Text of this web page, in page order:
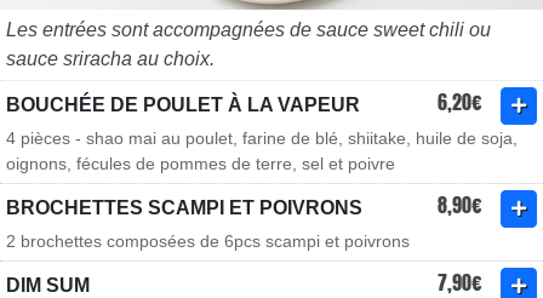
Les entrées sont accompagnées de sauce sweet chili ou
sauce sriracha au choix.
BOUCHÉE DE POULET À LA VAPEUR 6,20€
4 pièces - shao mai au poulet, farine de blé, shiitake, huile de soja,
oignons, fécules de pommes de terre, sel et poivre
BROCHETTES SCAMPI ET POIVRONS 8,90€
2 brochettes composées de 6pcs scampi et poivrons
DIM SUM 7,90€